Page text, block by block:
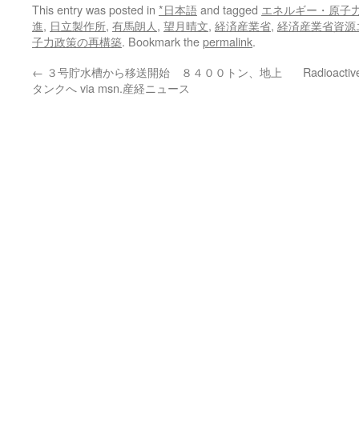
This entry was posted in *日本語and tagged エネルギー・原子
進, 日立製作所, 有馬朗人, 望月晴文, 経済産業省, 経済産業省資
子力政策の再構築. Bookmark thepermalink.
← ３号貯水槽から移送開始 ８４００トン、地上
タンクへ via msn.産経ニュース